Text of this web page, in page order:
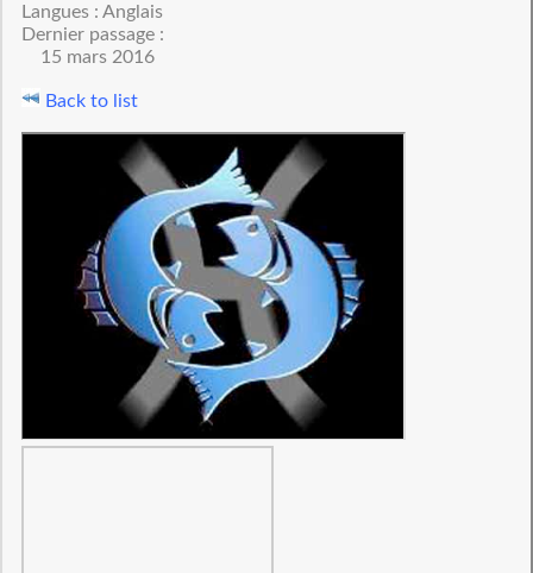
Langues : Anglais
Dernier passage :
15 mars 2016
Back to list